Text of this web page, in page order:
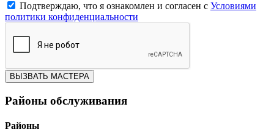
Подтверждаю, что я ознакомлен и согласен с Условиями
политики конфиденциальности
ВЫЗВАТЬ МАСТЕРА
Районы обслуживания
Районы